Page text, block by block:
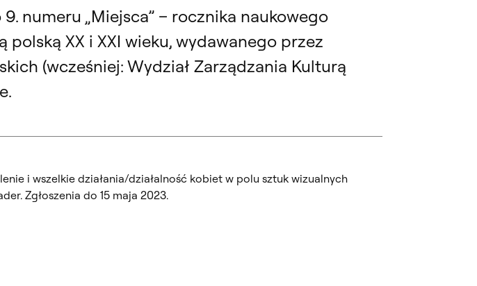
numeru „Miejsca” – rocznika naukowego
XX i XXI wieku, wydawanego przez
(wcześniej: Wydział Zarządzania Kulturą
i wszelkie działania/działalność kobiet w polu sztuk wizualnych
Zgłoszenia do 15 maja 2023.